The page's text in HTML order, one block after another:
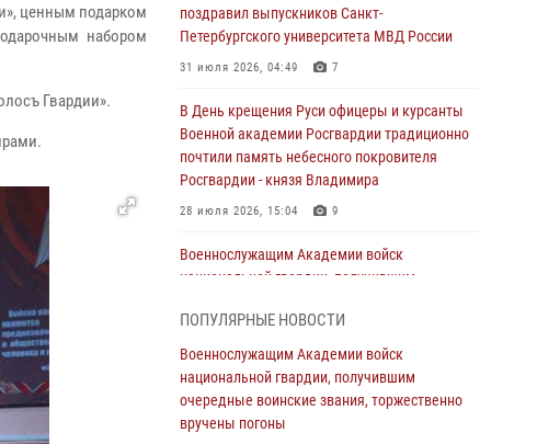
ценным подарком
набором
Гвардии».
поздравил выпускников Санкт-
Петербургского университета МВД России
31 июля 2026, 04:49 7
В День крещения Руси офицеры и курсанты
Военной академии Росгвардии традиционно
почтили память небесного покровителя
Росгвардии - князя Владимира
28 июля 2026, 15:04 9
Военнослужащим Академии войск
национальной гвардии, получившим
вручены погоны
28 июля 2026, 09:09 5
В Военной академии Росгвардии оглашены
итоги абитуриентских сборов 2026 года
ПОПУЛЯРНЫЕ НОВОСТИ
Военнослужащим Академии войск
национальной гвардии, получившим
очередные воинские звания, торжественно
вручены погоны